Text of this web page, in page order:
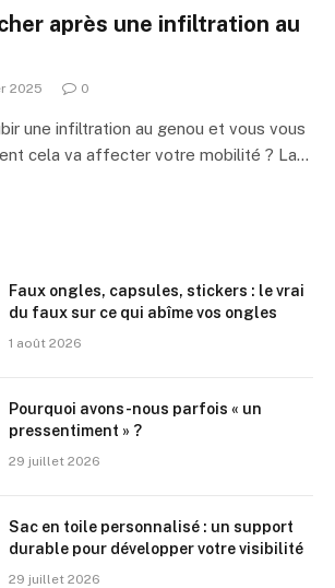
après une infiltration au
2025 0
une infiltration au genou et vous vous
cela va affecter votre mobilité ? La…
Faux ongles, capsules, stickers : le vrai
du faux sur ce qui abîme vos ongles
1 août 2026
Pourquoi avons-nous parfois « un
pressentiment » ?
29 juillet 2026
Sac en toile personnalisé : un support
durable pour développer votre visibilité
29 juillet 2026